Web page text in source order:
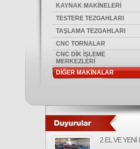
KAYNAK MAKİNELERİ
TESTERE TEZGAHLARI
TAŞLAMA TEZGAHLARI
CNC TORNALAR
CNC DİK İŞLEME
MERKEZLERİ
DİĞER MAKİNALAR
2.EL VE YENİ